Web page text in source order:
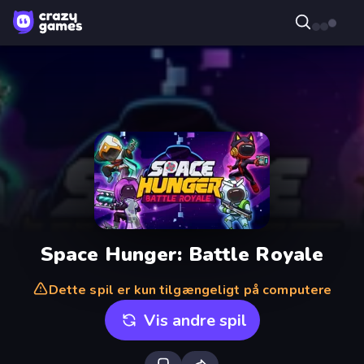
Space Hunger: Battle Royale
Dette spil er kun tilgængeligt på computere
Vis andre spil